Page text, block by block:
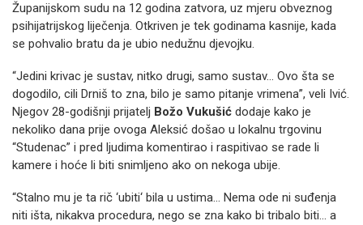
Županijskom sudu na 12 godina zatvora, uz mjeru obveznog
psihijatrijskog liječenja. Otkriven je tek godinama kasnije, kada
se pohvalio bratu da je ubio nedužnu djevojku.
“Jedini krivac je sustav, nitko drugi, samo sustav... Ovo šta se
dogodilo, cili Drniš to zna, bilo je samo pitanje vrimena”, veli Ivić.
Njegov 28-godišnji prijatelj Božo Vukušić dodaje kako je
nekoliko dana prije ovoga Aleksić došao u lokalnu trgovinu
“Studenac” i pred ljudima komentirao i raspitivao se rade li
kamere i hoće li biti snimljeno ako on nekoga ubije.
“Stalno mu je ta rič ‘ubiti‘ bila u ustima... Nema ode ni suđenja
niti išta, nikakva procedura, nego se zna kako bi tribalo biti... a